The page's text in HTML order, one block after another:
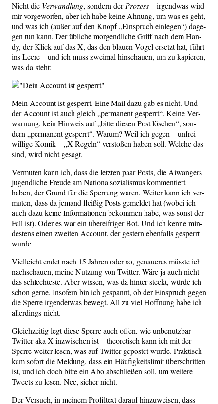
Nicht die Ver­wand­lung, son­dern derPro­zess– irgend­was wird
mir vor­ge­wor­fen, aber ich habe kei­ne Ahnung, um was es geht,
und was ich (außer auf den Knopf „Ein­spruch ein­le­gen“) dage­
gen tun kann. Der übli­che mor­gend­li­che Griff nach dem Han­
dy, der Klick auf das X, das den blau­en Vogel ersetzt hat, führt
ins Lee­re – und ich muss zwei­mal hin­schau­en, um zu kapie­ren,
was da steht:
Mein Account ist gesperrt. Eine Mail dazu gab es nicht. Und
der Account ist auch gleich „per­ma­nent gesperrt“. Kei­ne Ver­
war­nung, kein Hin­weis auf „bit­te die­sen Post löschen“, son­
dern „per­ma­nent gesperrt“. War­um? Weil ich gegen – unfrei­
wil­li­ge Komik – „X Regeln“ ver­sto­ßen haben soll. Wel­che das
sind, wird nicht gesagt.
Ver­mu­ten kann ich, dass die letz­ten paar Posts, die Aiwan­gers
jugend­li­che Freu­de am Natio­nal­so­zia­lis­mus kom­men­tiert
haben, der Grund für die Sper­rung waren. Wei­ter kann ich ver­
mu­ten, dass da jemand flei­ßig Posts gemel­det hat (wobei ich
auch dazu kei­ne Infor­ma­tio­nen bekom­men habe, was sonst der
Fall ist). Oder es war ein über­eif­ri­ger Bot. Und ich ken­ne min­
des­tens einen zwei­ten Account, der ges­tern eben­falls gesperrt
wurde.
Viel­leicht endet nach 15 Jah­ren oder so, genaue­res müss­te ich
nach­schau­en, mei­ne Nut­zung von Twit­ter. Wäre ja auch nicht
das schlech­tes­te. Aber wis­sen, was da hin­ter steckt, wür­de ich
schon ger­ne. Inso­fern bin ich gespannt, ob der Ein­spruch gegen
die Sper­re irgend­et­was bewegt. All zu viel Hoff­nung habe ich
aller­dings nicht.
Gleich­zei­tig legt die­se Sper­re auch offen, wie unbe­nutz­bar
Twit­ter aka X inzwi­schen ist – theo­re­tisch kann ich mit der
Sper­re wei­ter lesen, was auf Twit­ter gepos­tet wur­de. Prak­tisch
kam sofort die Mel­dung, dass ein Häu­fig­keits­li­mit über­schrit­ten
ist, und ich doch bit­te ein Abo abschlie­ßen soll, um wei­te­re
Tweets zu lesen. Nee, sicher nicht.
Der Ver­such, in mei­nem Pro­fil­text dar­auf hin­zu­wei­sen, dass